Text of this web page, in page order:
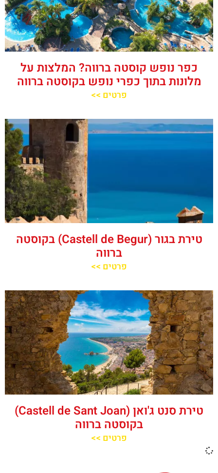
כפר נופש קוסטה ברווה? המלצות על
מלונות בתוך כפרי נופש בקוסטה ברווה
פרטים >>
טירת בגור (Castell de Begur) בקוסטה
ברווה
פרטים >>
טירת סנט ג'ואן (Castell de Sant Joan)
בקוסטה ברווה
פרטים >>